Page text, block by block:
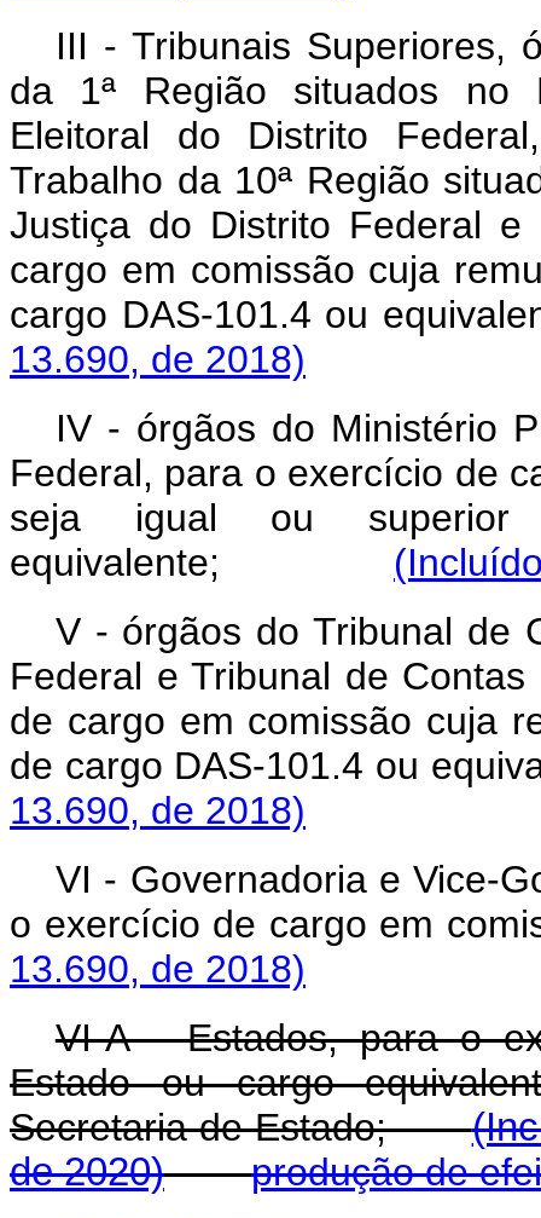
III - Tribunais Superiores,
da 1ª Região situados no
Eleitoral do Distrito
Trabalho da 10ª Região
Justiça do Distrito Federal
cargo em comissão cuja
cargo DAS-101.4 ou
13.690, de 2018)
IV - órgãos do Ministério
Federal, para o exercício de
seja igual ou
equivalente;
V - órgãos do Tribunal de
Federal e Tribunal de
de cargo em comissão cuja
de cargo DAS-101.4
13.690, de 2018)
VI - Governadoria e Vice-
o exercício de cargo
13.690, de 2018)
VI-A - Estados, para o
Estado ou cargo
Secretaria de Estado;
de 2020)
produção de